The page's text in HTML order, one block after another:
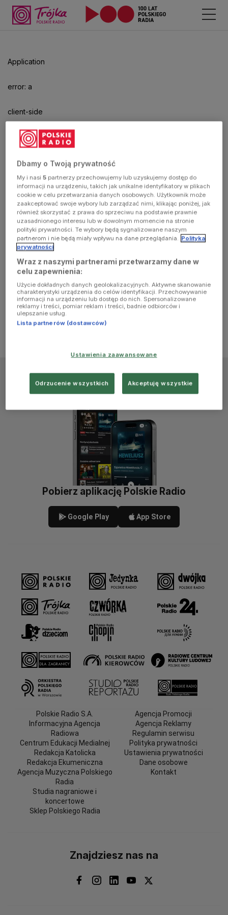
Application
error: a
client-side
exception
has
occurred
(see the
browser
console for
more
information)
aby
odtwarzać.
Pobierz aplikację Polskie Radio
Google Play App Store
Polskie Radio S.A.
Informacyjna Agencja
Radiowa
Centrum Edukacji Medialnej
Redakcja Katolicka
Redakcja Ekumeniczna
Agencja Muzyczna Polskiego
Radia
Studia nagraniowe i
koncertowe
Sklep Polskiego Radia
Agencja Promocji
Agencja Reklamy
Regulamin serwisu
Polityka prywatności
Ustawienia prywatności
Dane osobowe
Kontakt
Znajdziesz nas na
Dbamy o Twoją prywatność
My i nasi5 partnerzy przechowujemy lub uzyskujemy dostęp do
informacji na urządzeniu, takich jak unikalne identyfikatory w plikach
cookie w celu przetwarzania danych osobowych. Użytkownik może
zaakceptować swoje wybory lub zarządzać nimi, klikając poniżej, jak
również skorzystać z prawa do sprzeciwu na podstawie prawnie
uzasadnionego interesu lub w dowolnym momencie na stronie
polityki prywatności. Te wybory będą sygnalizowane naszym
partnerom i nie będą miały wpływu na dane przeglądania. Polityka
prywatności
Wraz z naszymi partnerami przetwarzamy dane w
celu zapewnienia:
Użycie dokładnych danych geolokalizacyjnych. Aktywne skanowanie
charakterystyki urządzenia do celów identyfikacji. Przechowywanie
informacji na urządzeniu lub dostęp do nich. Spersonalizowane
reklamy i treści, pomiar reklam i treści, badnie odbiorców i
ulepszanie usług.
Lista partnerów (dostawców)
Ustawienia zaawansowane
Odrzucenie wszystkich Akceptuję wszystkie